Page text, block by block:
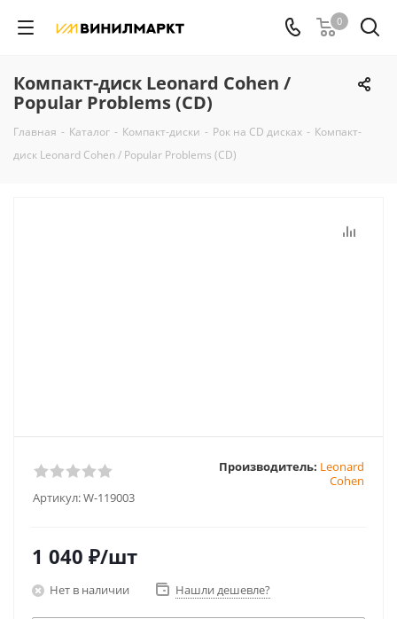
0
Компакт-диск Leonard Cohen /
Popular Problems (CD)
Главная - Каталог - Компакт-диски - Рок на CD дисках - Компакт-
диск Leonard Cohen / Popular Problems (CD)
Артикул:W-119003
Производитель: Leonard
Cohen
1 040 ₽/шт
Нет в наличии Нашли дешевле?